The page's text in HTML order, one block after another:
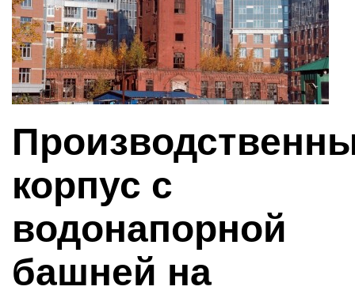
корпус с
водонапорной
башней на